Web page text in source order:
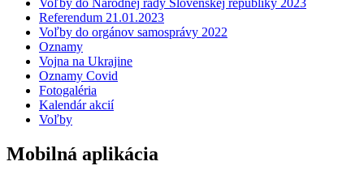
Referendum 21.01.2023
Voľby do orgánov samosprávy 2022
Oznamy
Vojna na Ukrajine
Oznamy Covid
Fotogaléria
Kalendár akcií
Voľby
Mobilná aplikácia